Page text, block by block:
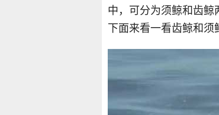
中，可分为须鲸和齿鲸
下面来看一看齿鲸和须